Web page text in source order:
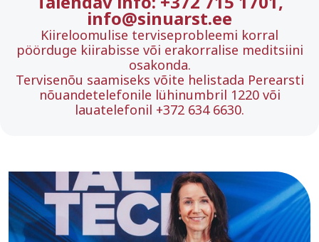
info@sinuarst.ee
Kiireloomulise terviseprobleemi korral
pöörduge kiirabisse või erakorralise meditsiini
osakonda.
Tervisenõu saamiseks võite helistada Perearsti
nõuandetelefonile lühinumbril 1220 või
lauatelefonil +372 634 6630.